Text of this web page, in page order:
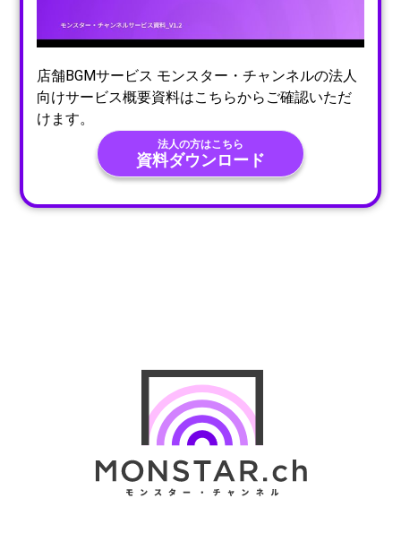
店舗BGMサービス モンスター・チャンネルの法人
向けサービス概要資料はこちらからご確認いただ
けます。
法人の方はこちら
資料ダウンロード